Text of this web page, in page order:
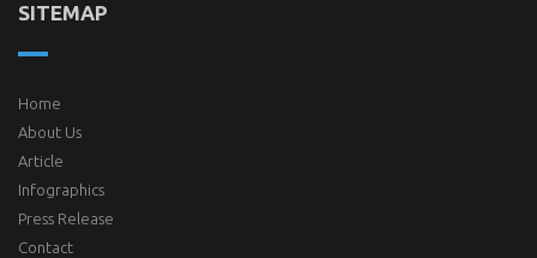
SITEMAP
Home
About Us
Article
Infographics
Press Release
Contact